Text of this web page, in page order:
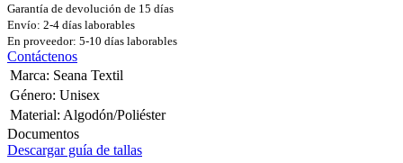
Garantía de devolución de 15 días
Envío: 2-4 días laborables
En proveedor: 5-10 días laborables
Contáctenos
Marca: Seana Textil
Género: Unisex
Material: Algodón/Poliéster
Documentos
Descargar guía de tallas